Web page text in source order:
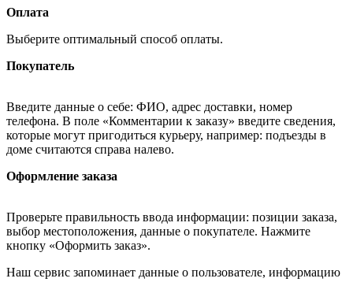
Оплата
Выберите оптимальный способ оплаты.
Покупатель
Введите данные о себе: ФИО, адрес доставки, номер
телефона. В поле «Комментарии к заказу» введите сведения,
которые могут пригодиться курьеру, например: подъезды в
доме считаются справа налево.
Оформление заказа
Проверьте правильность ввода информации: позиции заказа,
выбор местоположения, данные о покупателе. Нажмите
кнопку «Оформить заказ».
Наш сервис запоминает данные о пользователе, информацию